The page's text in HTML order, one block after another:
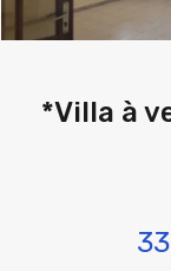
*Villa à